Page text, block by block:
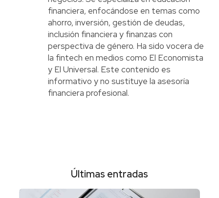
financiera, enfocándose en temas como
ahorro, inversión, gestión de deudas,
inclusión financiera y finanzas con
perspectiva de género. Ha sido vocera de
la fintech en medios como El Economista
y El Universal. Este contenido es
informativo y no sustituye la asesoría
financiera profesional.
Últimas entradas